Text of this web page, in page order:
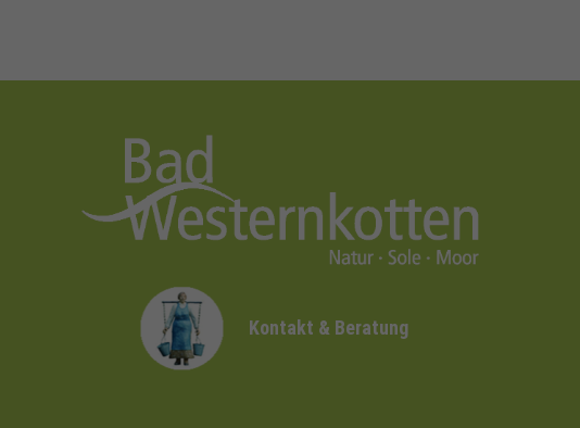
Kontakt & Beratung